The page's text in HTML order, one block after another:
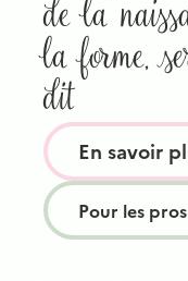
de la
la forme,
dit
En savoir
Pour les